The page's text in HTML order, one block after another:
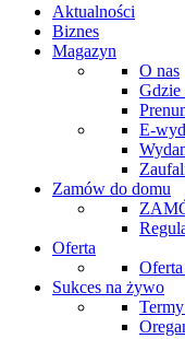
Aktualności
Biznes
Magazyn
O nas
Gdzie
E-
Zamów do domu
Oferta
Sukces na żywo